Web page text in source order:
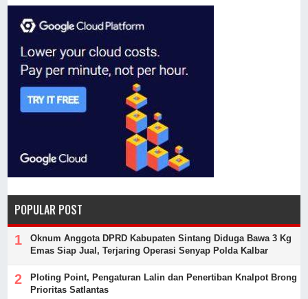
POPULAR POST
Oknum Anggota DPRD Kabupaten Sintang Diduga Bawa 3 Kg
Emas Siap Jual, Terjaring Operasi Senyap Polda Kalbar
Ploting Point, Pengaturan Lalin dan Penertiban Knalpot Brong
Prioritas Satlantas